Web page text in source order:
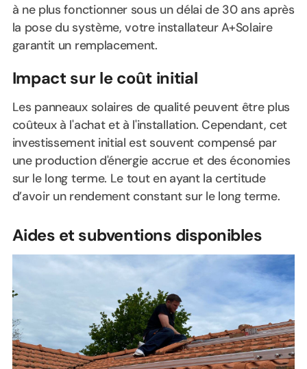
à ne plus fonctionner sous un délai de 30 ans après
la pose du système, votre installateur A+Solaire
garantit un remplacement.
Impact sur le coût initial
Les panneaux solaires de qualité peuvent être plus
coûteux à l'achat et à l'installation. Cependant, cet
investissement initial est souvent compensé par
une production d'énergie accrue et des économies
sur le long terme. Le tout en ayant la certitude
d’avoir un rendement constant sur le long terme.
Aides et subventions disponibles